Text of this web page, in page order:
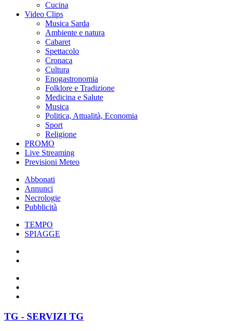
Cucina
Video Clips
Musica Sarda
Ambiente e natura
Cabaret
Spettacolo
Cronaca
Cultura
Enogastronomia
Folklore e Tradizione
Medicina e Salute
Musica
Politica, Attualità, Economia
Sport
Religione
PROMO
Live Streaming
Previsioni Meteo
Abbonati
Annunci
Necrologie
Pubblicità
TEMPO
SPIAGGE
TG - SERVIZI TG